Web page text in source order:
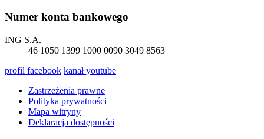
Numer konta bankowego
ING S.A.
46 1050 1399 1000 0090 3049 8563
profil facebook kanałyoutube
Zastrzeżenia prawne
Polityka prywatności
Mapa witryny
Deklaracja dostępności